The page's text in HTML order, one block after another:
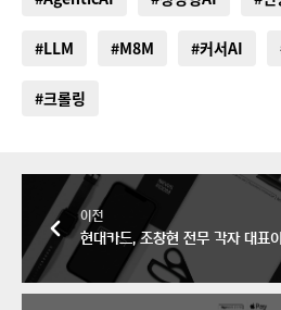
#LLM #M8M #커서AI
#크롤링
이전
현대카드, 조창현 전무 각자 대표